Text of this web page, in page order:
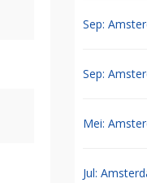
Sep:
Sep:
Mei:
Jul: